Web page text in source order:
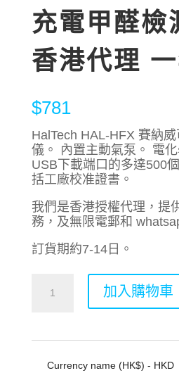
充電甲醛檢
香港代理
$781
HalTech HAL-HFX 賽納
儀。 內置主動氣泵。 電
USB下載端口的多達500
括工廠校准證書。
我們是香港授權代理，提
務，及無限電郵和
訂貨期約7-14日。
可
加入購物車
Currency name (HK$) - HKD